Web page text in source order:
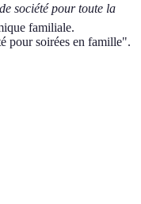
société pour toute la
familiale.
pour soirées en famille".